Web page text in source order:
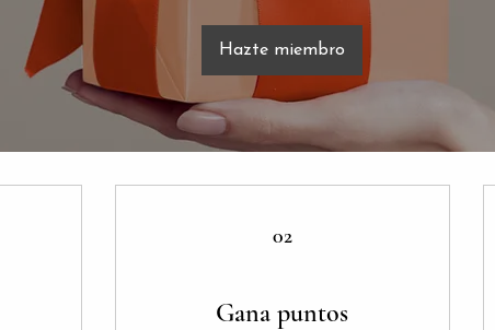
Hazte miembro
02
Gana puntos